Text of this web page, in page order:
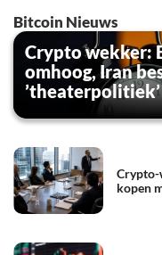
Bitcoin Nieuws
Crypto wekker:
omhoog, Iran
’theaterpolitiek’
Crypto-
kopen